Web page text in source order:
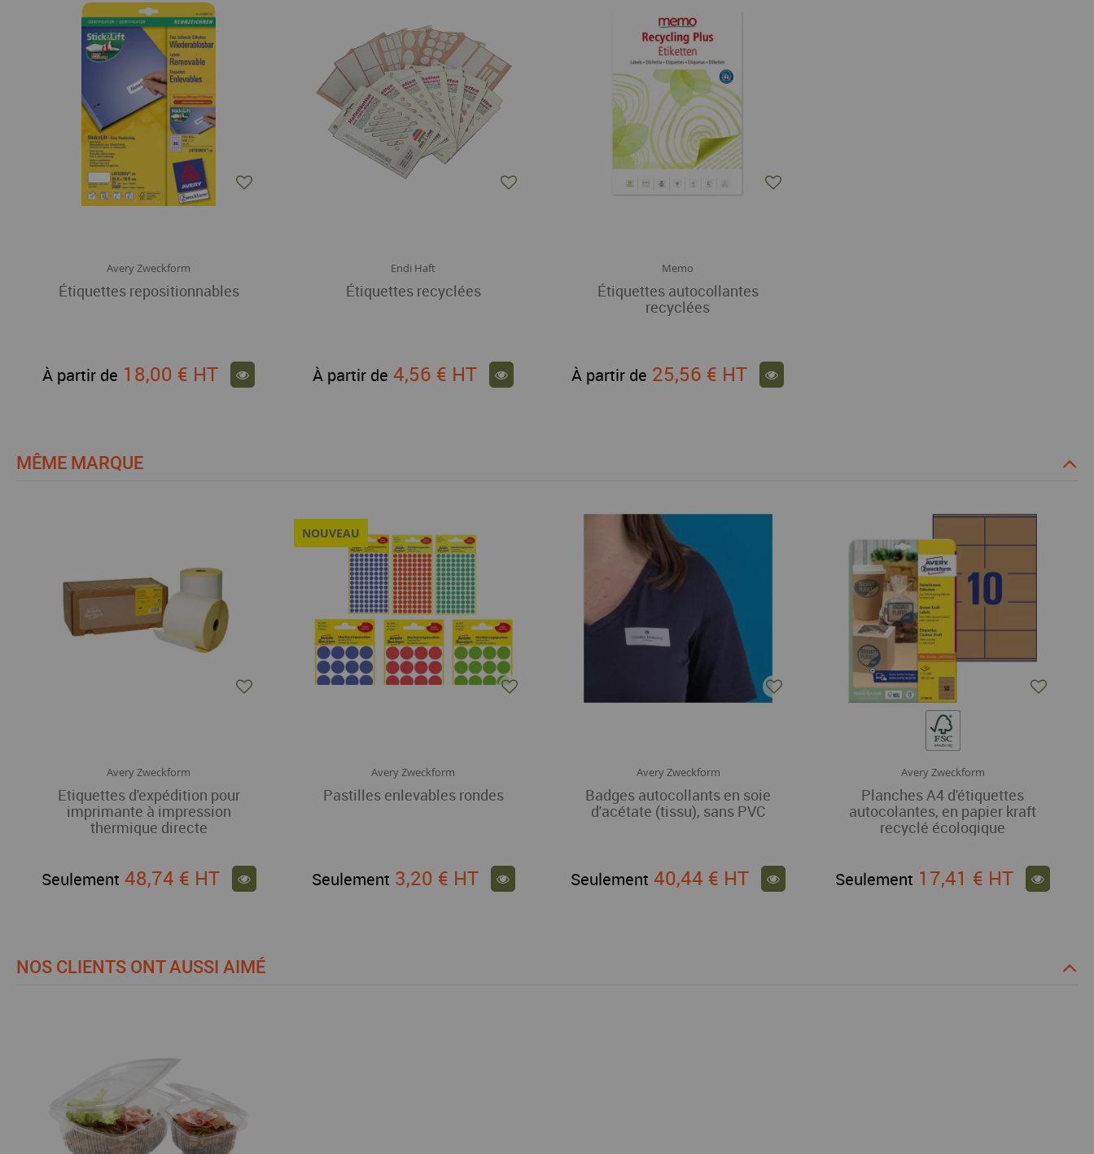
Avery Zweckform
Étiquettes repositionnables
À partir de 18,00 € HT
Endi Haft
Étiquettes recyclées
À partir de 4,56 € HT
Memo
Étiquettes autocollantes
recyclées
À partir de 25,56 € HT
MÊME MARQUE
Avery Zweckform
Etiquettes d'expédition pour
imprimante à impression
thermique directe
Seulement 48,74 € HT
NOUVEAU
Avery Zweckform
Pastilles enlevables rondes
Seulement 3,20 € HT
Avery Zweckform
Badges autocollants en soie
d'acétate (tissu), sans PVC
Seulement 40,44 € HT
Avery Zweckform
Planches A4 d'étiquettes
autocolantes, en papier kraft
recyclé écologique
Seulement 17,41 € HT
NOS CLIENTS ONT AUSSI AIMÉ